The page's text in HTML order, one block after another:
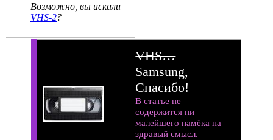
Возможно, вы искали
VHS-2?
VHS…
Samsung,
Спасибо!
В статье не
содержится ни
малейшего намёка на
здравый смысл.